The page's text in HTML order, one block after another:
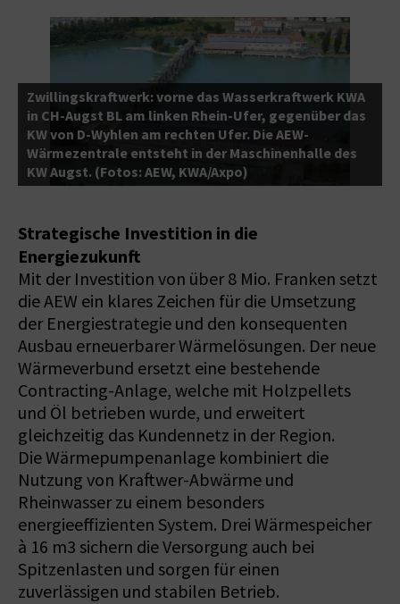
Zwillingskraftwerk: vorne das Wasserkraftwerk KWA
in CH-Augst BL am linken Rhein-Ufer, gegenüber das
KW von D-Wyhlen am rechten Ufer. Die AEW-
Wärmezentrale entsteht in der Maschinenhalle des
KW Augst. (Fotos: AEW, KWA/Axpo)
Strategische Investition in die
Energiezukunft
Mit der Investition von über 8 Mio. Franken setzt
die AEW ein klares Zeichen für die Umsetzung
der Energiestrategie und den konsequenten
Ausbau erneuerbarer Wärmelösungen. Der neue
Wärmeverbund ersetzt eine bestehende
Contracting-Anlage, welche mit Holzpellets
und Öl betrieben wurde, und erweitert
gleichzeitig das Kundennetz in der Region.
Die Wärmepumpenanlage kombiniert die
Nutzung von Kraftwer-Abwärme und
Rheinwasser zu einem besonders
energieeffizienten System. Drei Wärmespeicher
à 16 m3 sichern die Versorgung auch bei
Spitzenlasten und sorgen für einen
zuverlässigen und stabilen Betrieb.